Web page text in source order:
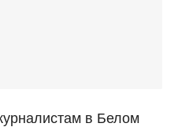
в Белом